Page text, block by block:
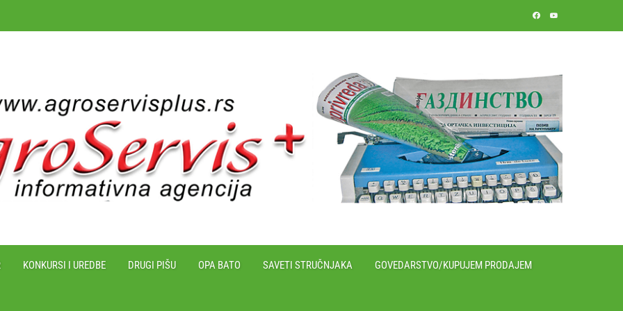
KONKURSI I UREDBE DRUGI PIŠU OPA BATO SAVETI STRUČNJAKA GOVEDARSTVO/KUPUJEM PRODAJEM